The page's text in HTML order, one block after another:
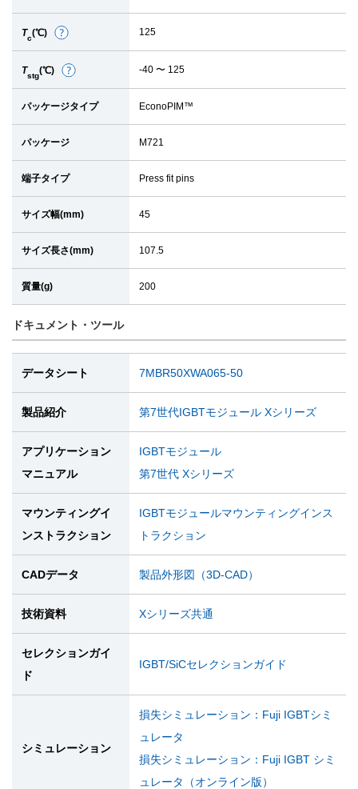
Tc(℃)
詳
細
125
Tstg(℃)
詳
細
-40 〜 125
パッケージタイプ EconoPIM™
パッケージ M721
端子タイプ Press fit pins
サイズ幅(mm) 45
サイズ長さ(mm) 107.5
質量(g) 200
ドキュメント・ツール
データシート 7MBR50XWA065-50
製品紹介 第7世代IGBTモジュール Xシリーズ
アプリケーション
マニュアル
IGBTモジュール
第7世代 Xシリーズ
マウンティングイ
ンストラクション
IGBTモジュールマウンティングインス
トラクション
CADデータ 製品外形図（3D-CAD）
技術資料 Xシリーズ共通
セレクションガイ
ド
IGBT/SiCセレクションガイド
シミュレーション
損失シミュレーション：Fuji IGBTシミ
ュレータ
損失シミュレーション：Fuji IGBT シミ
ュレータ（オンライン版）